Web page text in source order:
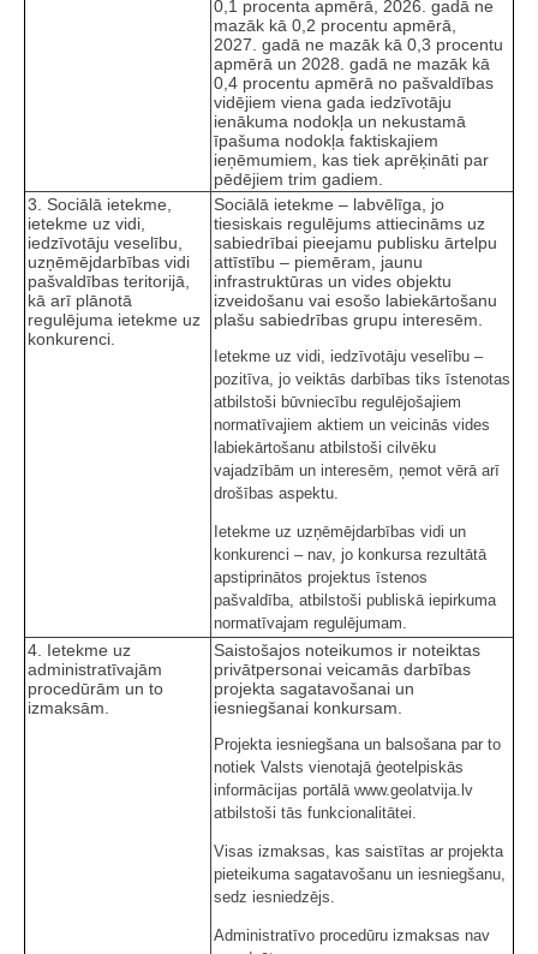
0,1 procenta apmērā, 2026. gadā ne
mazāk kā 0,2 procentu apmērā,
2027. gadā ne mazāk kā 0,3 procentu
apmērā un 2028. gadā ne mazāk kā
0,4 procentu apmērā no pašvaldības
vidējiem viena gada iedzīvotāju
ienākuma nodokļa un nekustamā
īpašuma nodokļa faktiskajiem
ieņēmumiem, kas tiek aprēķināti par
pēdējiem trim gadiem.
3. Sociālā ietekme,
ietekme uz vidi,
iedzīvotāju veselību,
uzņēmējdarbības vidi
pašvaldības teritorijā,
kā arī plānotā
regulējuma ietekme uz
konkurenci.
Sociālā ietekme – labvēlīga, jo
tiesiskais regulējums attiecināms uz
sabiedrībai pieejamu publisku ārtelpu
attīstību – piemēram, jaunu
infrastruktūras un vides objektu
izveidošanu vai esošo labiekārtošanu
plašu sabiedrības grupu interesēm.
Ietekme uz vidi, iedzīvotāju veselību –
pozitīva, jo veiktās darbības tiks īstenotas
atbilstoši būvniecību regulējošajiem
normatīvajiem aktiem un veicinās vides
labiekārtošanu atbilstoši cilvēku
vajadzībām un interesēm, ņemot vērā arī
drošības aspektu.
Ietekme uz uzņēmējdarbības vidi un
konkurenci – nav, jo konkursa rezultātā
apstiprinātos projektus īstenos
pašvaldība, atbilstoši publiskā iepirkuma
normatīvajam regulējumam.
4. Ietekme uz
administratīvajām
procedūrām un to
izmaksām.
Saistošajos noteikumos ir noteiktas
privātpersonai veicamās darbības
projekta sagatavošanai un
iesniegšanai konkursam.
Projekta iesniegšana un balsošana par to
notiek Valsts vienotajā ģeotelpiskās
informācijas portālā www.geolatvija.lv
atbilstoši tās funkcionalitātei.
Visas izmaksas, kas saistītas ar projekta
pieteikuma sagatavošanu un iesniegšanu,
sedz iesniedzējs.
Administratīvo procedūru izmaksas nav